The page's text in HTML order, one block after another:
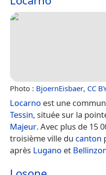
Photo : BjoernEisbaer, CC
Locarno est une
Tessin, située sur la
Majeur. Avec plus de 15
troisième ville du canton
après Lugano et